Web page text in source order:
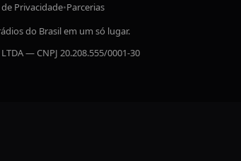
Privacidade•Parcerias
do Brasil em um só lugar.
— CNPJ 20.208.555/0001-30